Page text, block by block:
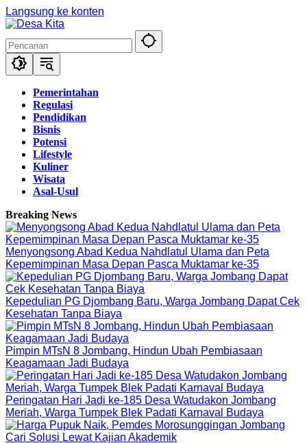
Langsung ke konten
Pemerintahan
Regulasi
Pendidikan
Bisnis
Potensi
Lifestyle
Kuliner
Wisata
Asal-Usul
Breaking News
Menyongsong Abad Kedua Nahdlatul Ulama dan Peta
Kepemimpinan Masa Depan Pasca Muktamar ke-35
Kepedulian PG Djombang Baru, Warga Jombang Dapat Cek
Kesehatan Tanpa Biaya
Pimpin MTsN 8 Jombang, Hindun Ubah Pembiasaan
Keagamaan Jadi Budaya
Peringatan Hari Jadi ke-185 Desa Watudakon Jombang
Meriah, Warga Tumpek Blek Padati Karnaval Budaya